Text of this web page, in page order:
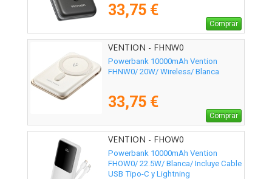
33,75 €
Comprar
VENTION - FHNW0
Powerbank 10000mAh Vention
FHNW0/ 20W/ Wireless/ Blanca
33,75 €
Comprar
VENTION - FHOW0
Powerbank 10000mAh Vention
FHOW0/ 22.5W/ Blanca/ Incluye Cable
USB Tipo-C y Lightning